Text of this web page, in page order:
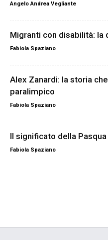
Angelo Andrea Vegliante
Migranti con disabilità: la
Fabiola Spaziano
Alex Zanardi: la storia
paralimpico
Fabiola Spaziano
Il significato della
Fabiola Spaziano